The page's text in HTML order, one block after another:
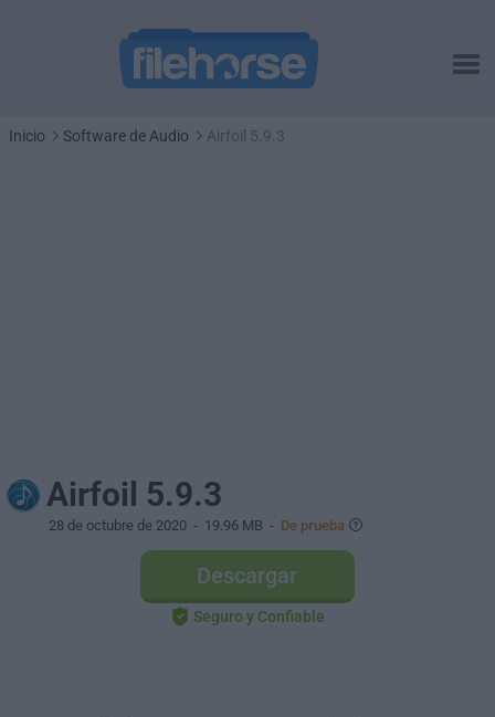
Inicio Software de Audio Airfoil 5.9.3
Airfoil 5.9.3
28 de octubre de 2020 - 19.96 MB - De prueba
Descargar
Seguro y Confiable